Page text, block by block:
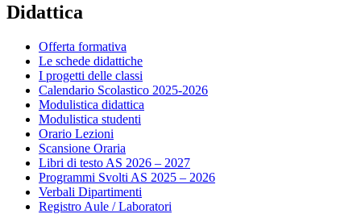
Didattica
Offerta formativa
Le schede didattiche
I progetti delle classi
Calendario Scolastico 2025-2026
Modulistica didattica
Modulistica studenti
Orario Lezioni
Scansione Oraria
Libri di testo AS 2026 – 2027
Programmi Svolti AS 2025 – 2026
Verbali Dipartimenti
Registro Aule / Laboratori